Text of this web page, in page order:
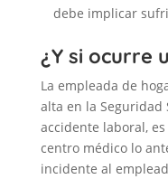
debe implicar
¿Y si ocurre
La empleada de
alta en la Seguridad
accidente laboral,
centro médico lo
incidente al